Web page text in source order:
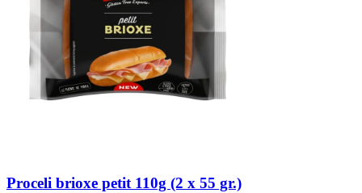
Proceli brioxe petit 110g (2 x 55 gr.)